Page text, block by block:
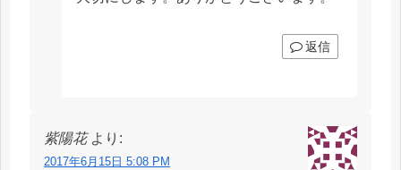
返信
紫陽花 より:
2017年6月15日 5:08 PM